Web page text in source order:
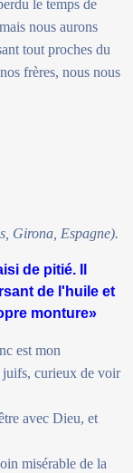
le temps de
nous aurons
tout proches du
frères, nous nous
Girona, Espagne).
de pitié. Il
de l'huile et
monture»
est mon
juifs, curieux de voir
avec Dieu, et
misérable de la